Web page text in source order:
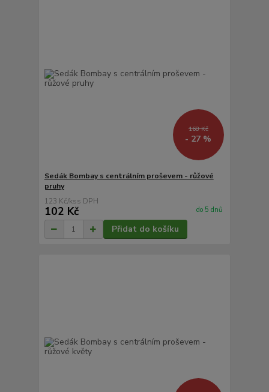
168 Kč
- 27 %
Sedák Bombay s centrálním proševem - růžové
pruhy
123 Kč/ks
102 Kč do 5 dnů
Přidat do košíku